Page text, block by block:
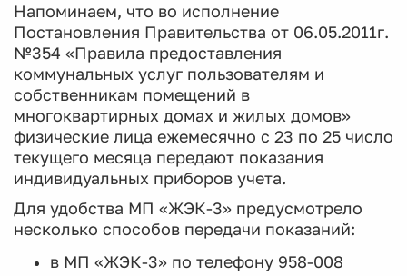
Напоминаем, что во исполнение
Постановления Правительства от 06.05.2011г.
№354 «Правила предоставления
коммунальных услуг пользователям и
собственникам помещений в
многоквартирных домах и жилых домов»
физические лица ежемесячно с 23 по 25 число
текущего месяца передают показания
индивидуальных приборов учета.
Для удобства МП «ЖЭК-3» предусмотрело
несколько способов передачи показаний:
в МП «ЖЭК-3» по телефону 958-008